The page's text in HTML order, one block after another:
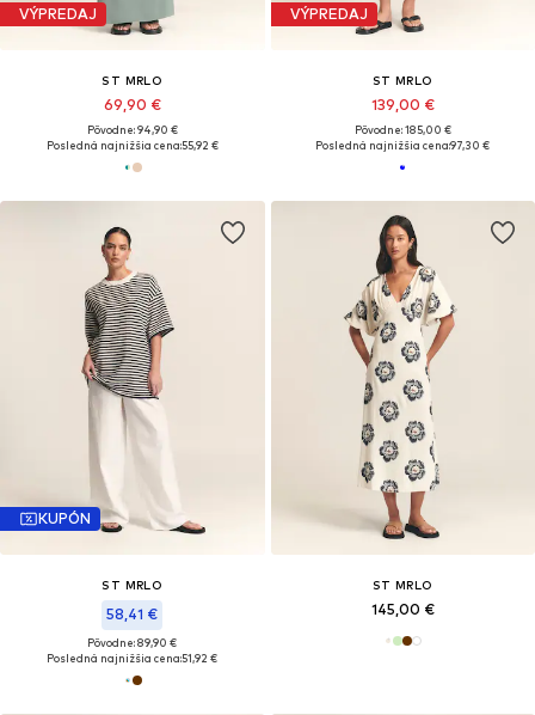
VÝPREDAJ
ST MRLO
69,90 €
Pôvodne: 94,90 €
Posledná najnižšia cena:55,92 €
VÝPREDAJ
ST MRLO
139,00 €
Pôvodne: 185,00 €
Posledná najnižšia cena:97,30 €
KUPÓN
ST MRLO
58,41 €
Pôvodne: 89,90 €
Posledná najnižšia cena:51,92 €
ST MRLO
145,00 €